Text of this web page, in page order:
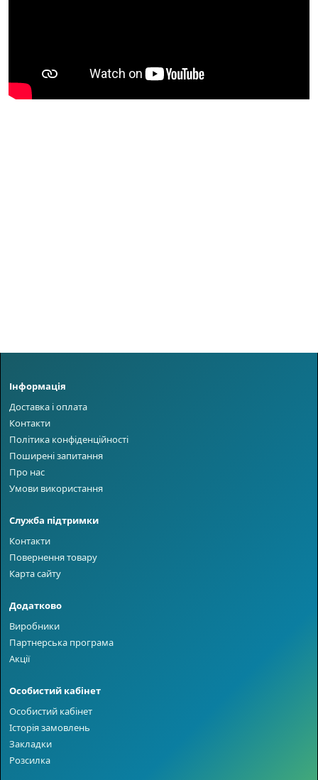
Інформація
Доставка і оплата
Контакти
Політика конфіденційності
Поширені запитання
Про нас
Умови використання
Служба підтримки
Контакти
Повернення товару
Карта сайту
Додатково
Виробники
Партнерська програма
Акції
Особистий кабінет
Особистий кабінет
Історія замовлень
Закладки
Розсилка